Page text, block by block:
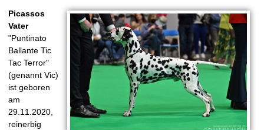
Picassos
Vater
"Puntinato
Ballante Tic
Tac Terror"
(genannt Vic)
ist geboren
am
29.11.2020,
reinerbig